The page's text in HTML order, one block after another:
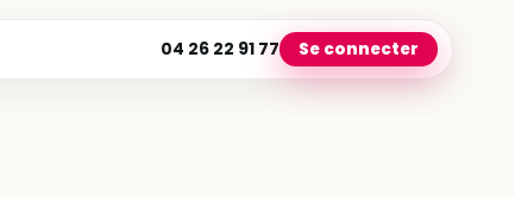
04 26 22 91 77 Se connecter